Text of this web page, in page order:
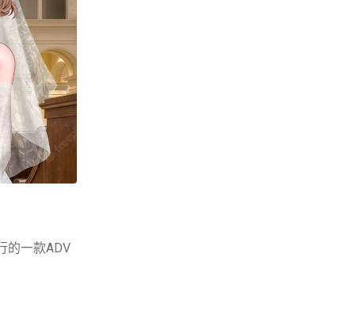
的一款ADV